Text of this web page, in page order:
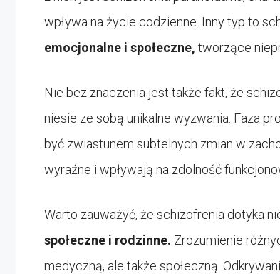
wpływa na życie codzienne. Inny typ to
emocjonalne i społeczne, tworzące
Nie bez znaczenia jest także fakt, że
niesie ze sobą unikalne wyzwania. Faza
być zwiastunem subtelnych zmian w
wyraźne i wpływają na zdolność
Warto zauważyć, że schizofrenia dotyka
społeczne i rodzinne. Zrozumienie
medyczną, ale także społeczną.